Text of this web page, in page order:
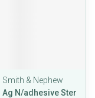
Smith & Nephew
Ag N/adhesive Ster